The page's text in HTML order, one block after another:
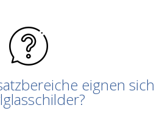
eignen sich